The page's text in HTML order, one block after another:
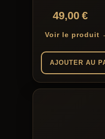
49,00€
Voir le produit
AJOUTER AU